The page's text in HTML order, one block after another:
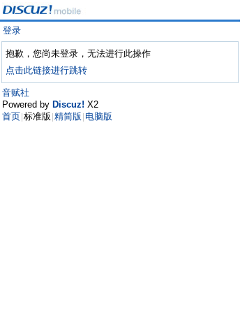
登录
抱歉，您尚未登录，无法进行此操作
点击此链接进行跳转
音赋社
Powered by Discuz! X2
首页 标准版 精简版 电脑版